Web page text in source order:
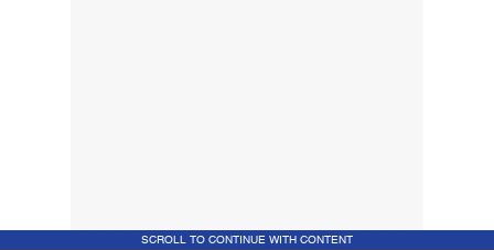
SCROLL TO CONTINUE WITH CONTENT